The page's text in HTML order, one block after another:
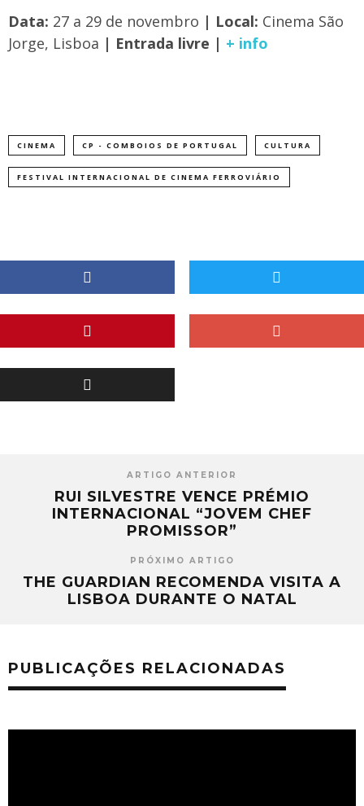
Data: 27 a 29 de novembro | Local: Cinema São
Jorge, Lisboa | Entrada livre | + info
CINEMA CP - COMBOIOS DE PORTUGAL CULTURA
FESTIVAL INTERNACIONAL DE CINEMA FERROVIÁRIO
ARTIGO ANTERIOR
RUI SILVESTRE VENCE PRÉMIO
INTERNACIONAL “JOVEM CHEF
PROMISSOR”
PRÓXIMO ARTIGO
THE GUARDIAN RECOMENDA VISITA A
LISBOA DURANTE O NATAL
PUBLICAÇÕES RELACIONADAS